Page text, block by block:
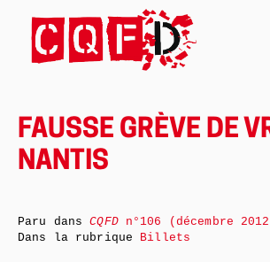
FAUSSE GRÈVE DE
NANTIS
Paru dansCQFDn°106 (décembre
Dans la rubrique Billets